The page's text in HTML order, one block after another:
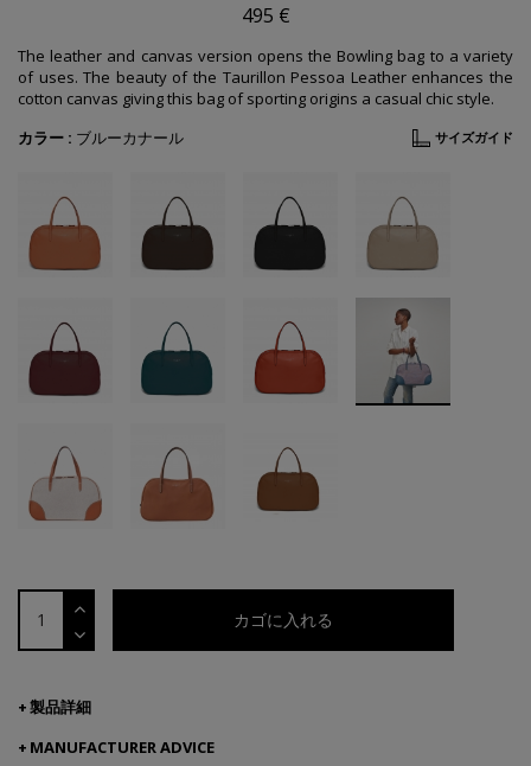
495 €
The leather and canvas version opens the Bowling bag to a variety
of uses. The beauty of the Taurillon Pessoa Leather enhances the
cotton canvas giving this bag of sporting origins a casual chic style.
カラー : ブルーカナール サイズガイド
カゴに入れる
製品詳細
MANUFACTURER ADVICE